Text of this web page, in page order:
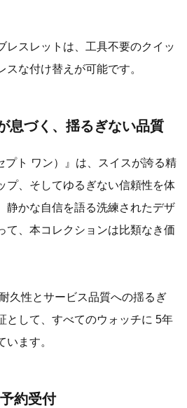
レスレットは、工具不要のクイッ
な付け替えが可能です。
息づく、揺るぎない品質
プト ワン）』は、スイスが誇る精
プ、そしてゆるぎない信頼性を体
静かな自信を語る洗練されたデザ
て、本コレクションは比類なき価
久性とサービス品質への揺るぎ
として、すべてのウォッチに 5年
ます。
約受付